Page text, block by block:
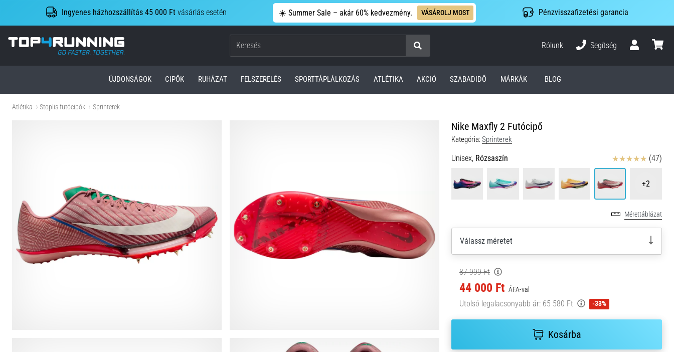
Ingyenes házhozszállítás 45 000 Ft vásárlás esetén ☀️ Summer Sale – akár 60% kedvezmény. VÁSÁROLJ MOST Pénzvisszafizetési garancia
Top4Running.hu
Keresés
Rólunk
Segítség
ÚJDONSÁGOK CIPŐK RUHÁZAT FELSZERELÉS SPORTTÁPLÁLKOZÁS ATLÉTIKA AKCIÓ SZABADIDŐ MÁRKÁK BLOG
Atlétika Stoplis futócipők Sprinterek
Nike Maxfly 2 Futócipő
Kategória:Sprinterek
Unisex, Rózsaszín Értékelés (47)
+2
Mérettáblázat
Válassz méretet
87 999 Ft
44 000 Ft ÁFA-val
Utolsó legalacsonyabb ár: 65 580 Ft -33%
Kosárba